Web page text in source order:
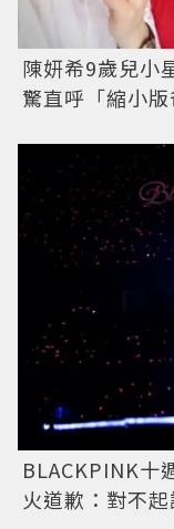
陳妍希9歲兒小
驚直呼「縮小版
BLACKPINK十
火道歉：對不